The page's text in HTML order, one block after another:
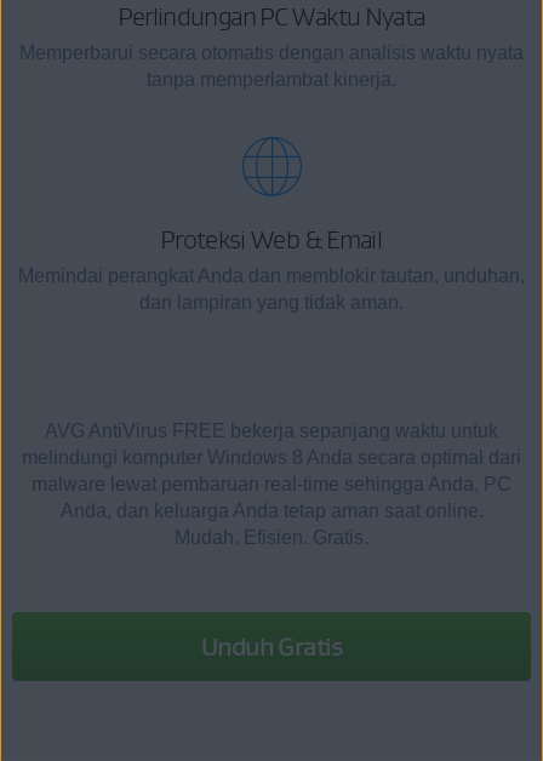
Perlindungan PC Waktu Nyata
Memperbarui secara otomatis dengan analisis waktu nyata
tanpa memperlambat kinerja.
Proteksi Web & Email
Memindai perangkat Anda dan memblokir tautan, unduhan,
dan lampiran yang tidak aman.
AVG AntiVirus FREE bekerja sepanjang waktu untuk
melindungi komputer Windows 8 Anda secara optimal dari
malware lewat pembaruan real-time sehingga Anda, PC
Anda, dan keluarga Anda tetap aman saat online.
Mudah. Efisien. Gratis.
Unduh Gratis